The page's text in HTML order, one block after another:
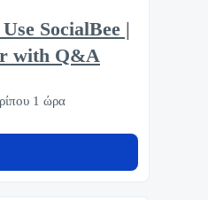
SocialBee |
with Q&A
1 ώρα